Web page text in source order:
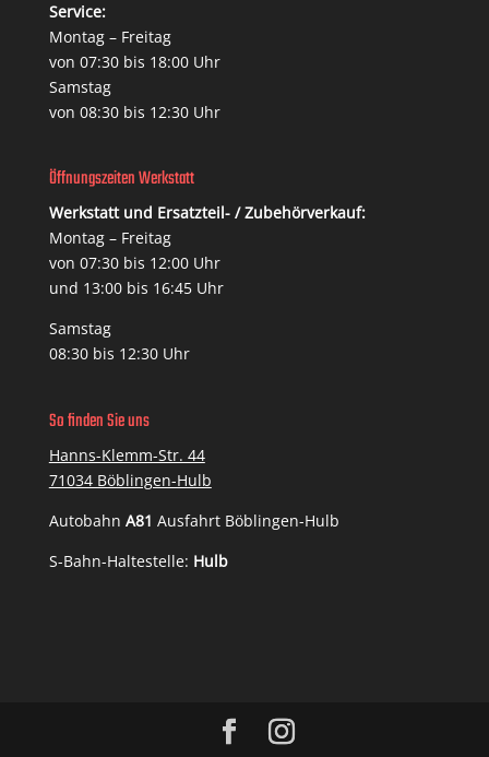
Service:
Montag – Freitag
von 07:30 bis 18:00 Uhr
Samstag
von 08:30 bis 12:30 Uhr
Öffnungszeiten Werkstatt
Werkstatt und Ersatzteil- / Zubehörverkauf:
Montag – Freitag
von 07:30 bis 12:00 Uhr
und 13:00 bis 16:45 Uhr
Samstag
08:30 bis 12:30 Uhr
So finden Sie uns
Hanns-Klemm-Str. 44
71034 Böblingen-Hulb
Autobahn A81 Ausfahrt Böblingen-Hulb
S-Bahn-Haltestelle: Hulb